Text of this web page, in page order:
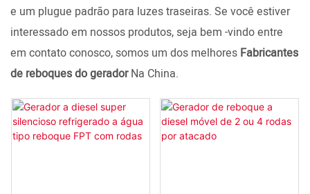
e um plugue padrão para luzes traseiras. Se você estiver
interessado em nossos produtos, seja bem -vindo entre
em contato conosco, somos um dos melhores Fabricantes
de reboques do geradorNa China.